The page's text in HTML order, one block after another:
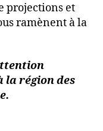
projections et
ramènent à la
la région des